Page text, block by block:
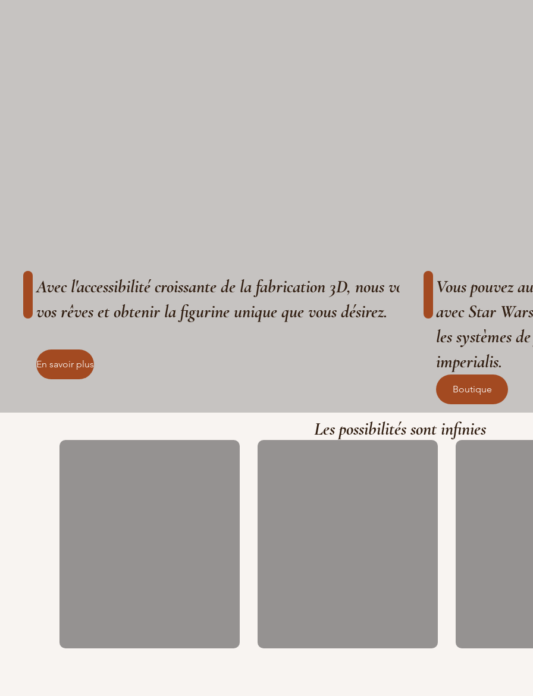
Avec l'accessibilité croissante de la fabrication 3D, nous vous aidons à réaliser
vos rêves et obtenir la figurine unique que vous désirez.
En savoir plus
Vous pouvez
avec Star
les systèmes
imperialis.
Boutique
Les possibilités sont infinies